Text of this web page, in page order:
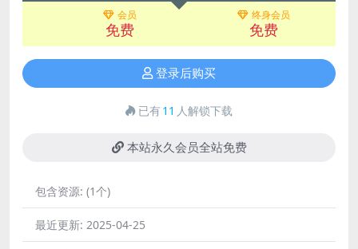
会员
免费
终身会员
免费
登录后购买
已有11 人解锁下载
本站永久会员全站免费
包含资源: (1个)
最近更新: 2025-04-25